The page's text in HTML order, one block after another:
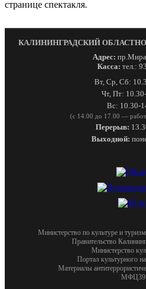
странице спектакля.
КАЛИНИНГРАДСКИЙ
Адрес:
Касса: тел.:
Вт, Ср, Сб:
Чт, Пт:
Вс: 10.30-
(с 14.00 до 17.00 —
Перерыв:
Выходной:
Министерство по культуре и
Правительство
Министерство
Портал культурного
Материалы
МФЦ39